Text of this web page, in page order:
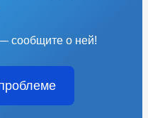
сообщите о ней!